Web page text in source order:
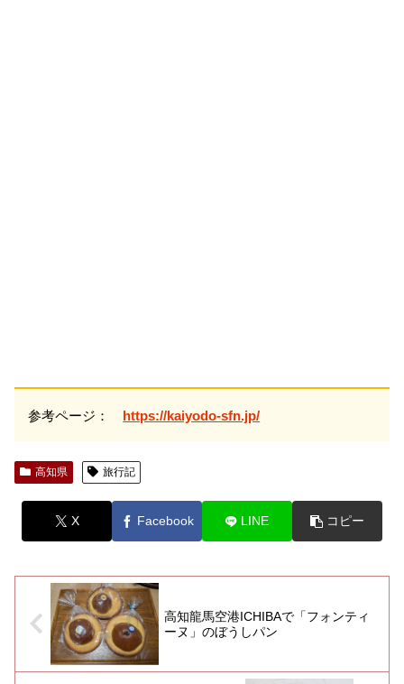
参考ページ： https://kaiyodo-sfn.jp/
高知県 旅行記
X Facebook LINE コピー
高知龍馬空港ICHIBAで「フォンティ
ーヌ」のぼうしパン